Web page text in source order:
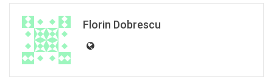
Florin Dobrescu